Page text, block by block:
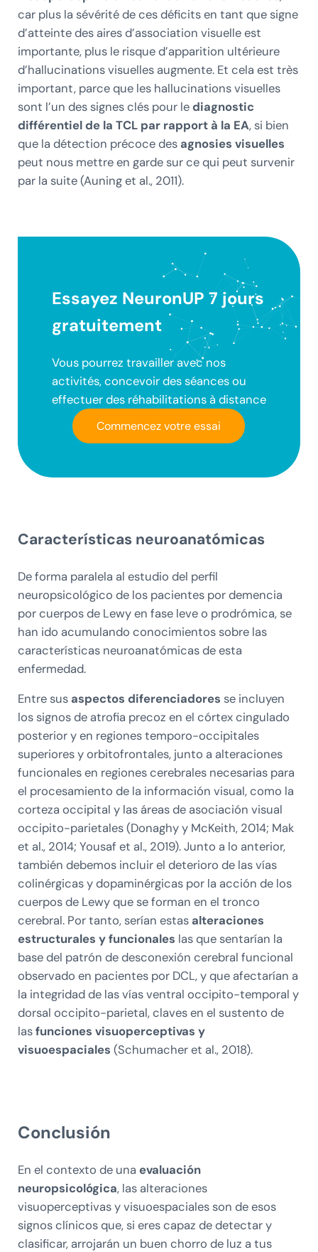
car plus la sévérité de ces déficits en tant que signe
d’atteinte des aires d’association visuelle est
importante, plus le risque d’apparition ultérieure
d’hallucinations visuelles augmente. Et cela est très
important, parce que les hallucinations visuelles
sont l’un des signes clés pour le diagnostic
différentiel de la TCL par rapport à la EA, si bien
que la détection précoce des agnosies visuelles
peut nous mettre en garde sur ce qui peut survenir
par la suite (Auning et al., 2011).
Essayez NeuronUP 7 jours
gratuitement
Vous pourrez travailler avec nos
activités, concevoir des séances ou
effectuer des réhabilitations à distance
Commencez votre essai
Características neuroanatómicas
De forma paralela al estudio del perfil
neuropsicológico de los pacientes por demencia
por cuerpos de Lewy en fase leve o prodrómica, se
han ido acumulando conocimientos sobre las
características neuroanatómicas de esta
enfermedad.
Entre sus aspectos diferenciadores se incluyen
los signos de atrofia precoz en el córtex cingulado
posterior y en regiones temporo-occipitales
superiores y orbitofrontales, junto a alteraciones
funcionales en regiones cerebrales necesarias para
el procesamiento de la información visual, como la
corteza occipital y las áreas de asociación visual
occipito-parietales (Donaghy y McKeith, 2014; Mak
et al., 2014; Yousaf et al., 2019). Junto a lo anterior,
también debemos incluir el deterioro de las vías
colinérgicas y dopaminérgicas por la acción de los
cuerpos de Lewy que se forman en el tronco
cerebral. Por tanto, serían estas alteraciones
estructurales y funcionales las que sentarían la
base del patrón de desconexión cerebral funcional
observado en pacientes por DCL, y que afectarían a
la integridad de las vías ventral occipito-temporal y
dorsal occipito-parietal, claves en el sustento de
lasfunciones visuoperceptivas y
visuoespaciales (Schumacher et al., 2018).
Conclusión
En el contexto de una evaluación
neuropsicológica, las alteraciones
visuoperceptivas y visuoespaciales son de esos
signos clínicos que, si eres capaz de detectar y
clasificar, arrojarán un buen chorro de luz a tus